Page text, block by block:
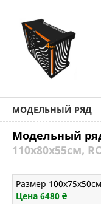
МОДЕЛЬНЫЙ РЯД
Модельный
110х80х55см,
Размер 100х75х50см
Цена 6480 ₴